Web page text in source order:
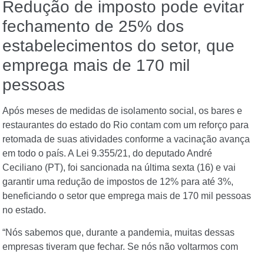
Redução de imposto pode evitar
fechamento de 25% dos
estabelecimentos do setor, que
emprega mais de 170 mil
pessoas
Após meses de medidas de isolamento social, os bares e
restaurantes do estado do Rio contam com um reforço para
retomada de suas atividades conforme a vacinação avança
em todo o país. A Lei 9.355/21, do deputado André
Ceciliano (PT), foi sancionada na última sexta (16) e vai
garantir uma redução de impostos de 12% para até 3%,
beneficiando o setor que emprega mais de 170 mil pessoas
no estado.
“Nós sabemos que, durante a pandemia, muitas dessas
empresas tiveram que fechar. Se nós não voltarmos com